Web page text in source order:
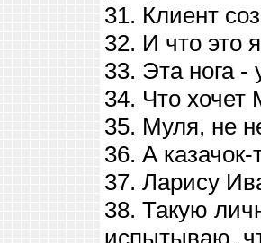
31. Клиент
32. И что это
33. Эта нога -
34. Что хочет
35. Муля, не
36. А
37. Ларису
38. Такую